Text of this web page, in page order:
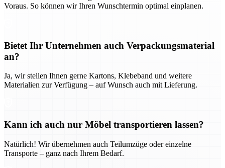
Voraus. So können wir Ihren Wunschtermin optimal einplanen.
Bietet Ihr Unternehmen auch Verpackungsmaterial
an?
Ja, wir stellen Ihnen gerne Kartons, Klebeband und weitere
Materialien zur Verfügung – auf Wunsch auch mit Lieferung.
Kann ich auch nur Möbel transportieren lassen?
Natürlich! Wir übernehmen auch Teilumzüge oder einzelne
Transporte – ganz nach Ihrem Bedarf.